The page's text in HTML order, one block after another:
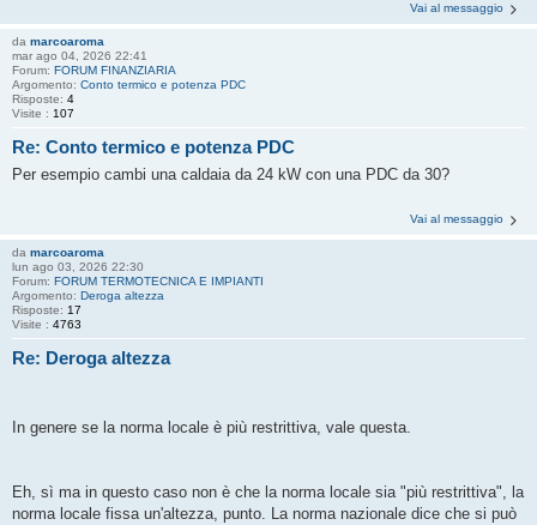
Vai al messaggio
da marcoaroma
mar ago 04, 2026 22:41
Forum: FORUM FINANZIARIA
Argomento: Conto termico e potenza PDC
Risposte: 4
Visite : 107
Re: Conto termico e potenza PDC
Per esempio cambi una caldaia da 24 kW con una PDC da 30?
Vai al messaggio
da marcoaroma
lun ago 03, 2026 22:30
Forum: FORUM TERMOTECNICA E IMPIANTI
Argomento: Deroga altezza
Risposte: 17
Visite : 4763
Re: Deroga altezza
In genere se la norma locale è più restrittiva, vale questa.
Eh, sì ma in questo caso non è che la norma locale sia "più restrittiva", la
norma locale fissa un'altezza, punto. La norma nazionale dice che si può